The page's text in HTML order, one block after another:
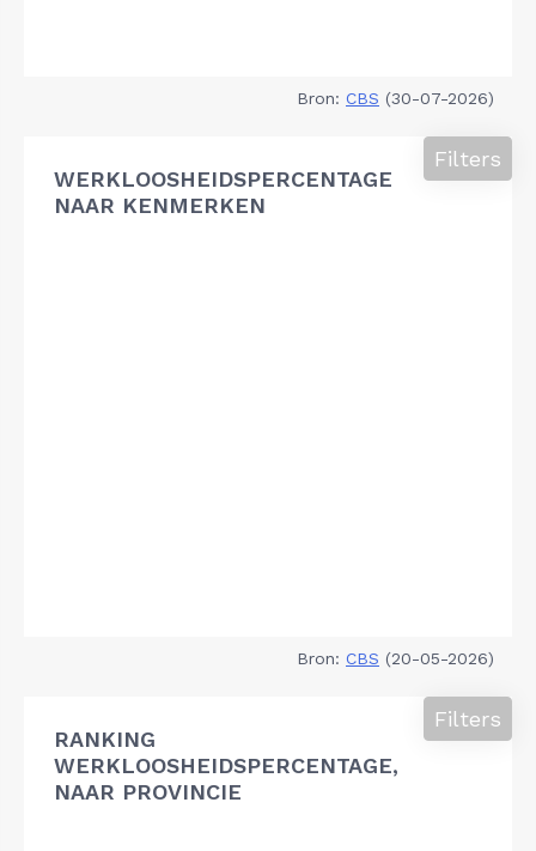
Bron: CBS (30-07-2026)
WERKLOOSHEIDSPERCENTAGE
NAAR KENMERKEN
Filters
Bron: CBS (20-05-2026)
RANKING
WERKLOOSHEIDSPERCENTAGE,
NAAR PROVINCIE
Filters